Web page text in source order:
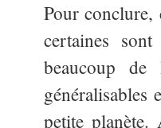
Pour
certaines
beaucoup de
généralisables
petite